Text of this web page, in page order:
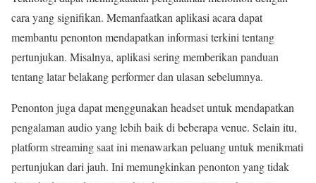
cara yang signifikan. Memanfaatkan aplikasi acara dapat
membantu penonton mendapatkan informasi terkini tentang
pertunjukan. Misalnya, aplikasi sering memberikan panduan
tentang latar belakang performer dan ulasan sebelumnya.
Penonton juga dapat menggunakan headset untuk mendapatkan
pengalaman audio yang lebih baik di beberapa venue. Selain itu,
platform streaming saat ini menawarkan peluang untuk menikmati
pertunjukan dari jauh. Ini memungkinkan penonton yang tidak